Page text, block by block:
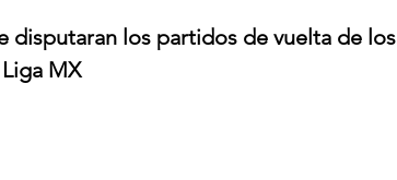
disputaran los partidos de vuelta de los
MX